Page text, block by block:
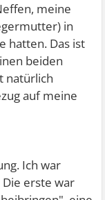
meine
in
hatten. Das ist
beiden
natürlich
auf meine
Ich war
erste war